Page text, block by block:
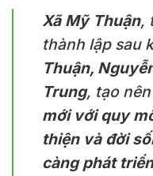
Xã Mỹ Thuận,
thành lập sau
Thuận,
Trung, tạo
mới với quy
thiện và đời
càng phát triển